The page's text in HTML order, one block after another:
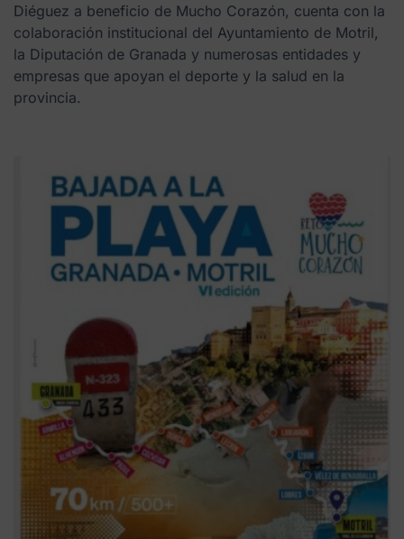
Diéguez a beneficio de Mucho Corazón, cuenta con la
colaboración institucional del Ayuntamiento de Motril,
la Diputación de Granada y numerosas entidades y
empresas que apoyan el deporte y la salud en la
provincia.